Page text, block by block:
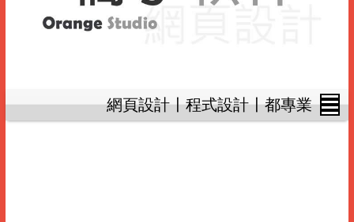
網頁設計〡程式設計〡都專業